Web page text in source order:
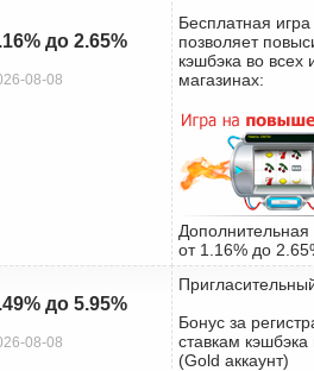
до 2.65%
08-08
Бесплатная игра
позволяет
кэшбэка во всех
магазинах:
от 1.16% до
до 5.95%
08-08
Бонус за
ставкам
(Gold аккаунт)